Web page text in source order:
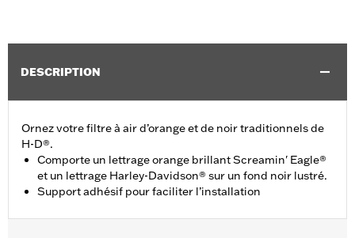
DESCRIPTION
Ornez votre filtre à air d’orange et de noir traditionnels de
H-D®.
Comporte un lettrage orange brillant Screamin' Eagle®
et un lettrage Harley-Davidson® sur un fond noir lustré.
Support adhésif pour faciliter l’installation